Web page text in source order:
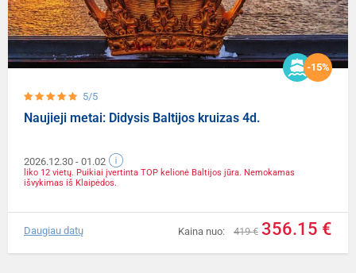
5/5
-15%
Naujieji metai: Didysis Baltijos kruizas 4d.
2026.12.30 - 01.02
liko 12 vietų. Puikiai įvertinta TOP kelionė Baltijos jūra. Nemokamas
išvykimas iš Klaipėdos.
Kaina nuo: 419 € 356.15 €
Daugiau datų